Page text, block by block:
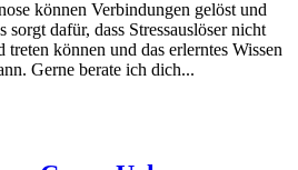
können Verbindungen gelöst und
dafür, dass Stressauslöser nicht
können und das erlerntes Wissen
Gerne berate ich dich...